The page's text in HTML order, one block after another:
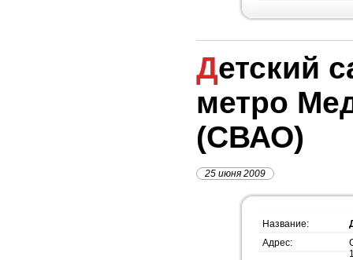
Детский сад №1313,
метро
(СВАО)
25 июня 2009
Название:
Адрес: